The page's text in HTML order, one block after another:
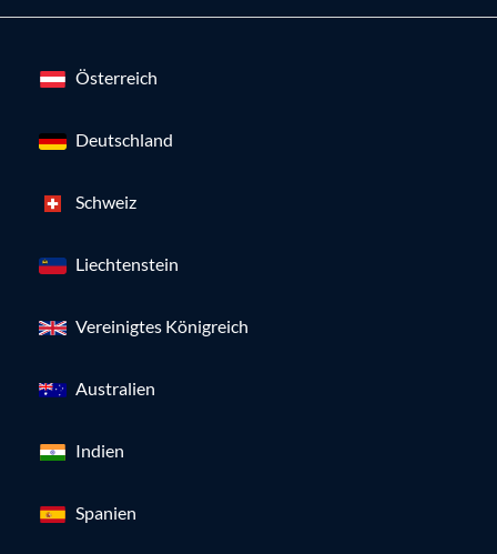
Österreich
Deutschland
Schweiz
Liechtenstein
Vereinigtes Königreich
Australien
Indien
Spanien